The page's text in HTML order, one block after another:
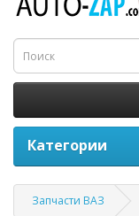
Категории
Запчасти ВАЗ